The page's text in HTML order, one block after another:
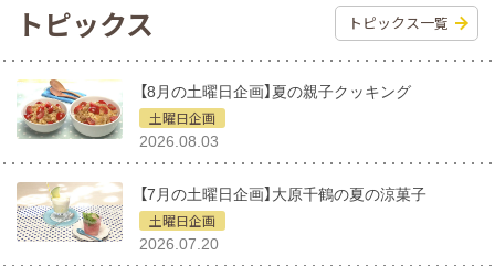
トピックス トピックス一覧
【8月の土曜日企画】夏の親子クッキング
土曜日企画
2026.08.03
【7月の土曜日企画】大原千鶴の夏の涼菓子
土曜日企画
2026.07.20